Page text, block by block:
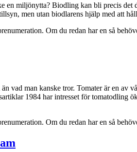
en miljönytta? Biodling kan bli precis
men utan biodlarens hjälp med att
Om du redan har en så
vad man kanske tror. Tomater är en av
1984 har intresset för tomatodling
Om du redan har en så